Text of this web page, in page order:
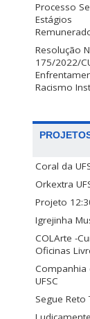
Processo
Estágios
Resolução
175/2022/
Racismo
Coral da
Orkextra
Projeto
Igrejinha
COLArte -
Oficinas
Companhia
UFSC
Segue Reto